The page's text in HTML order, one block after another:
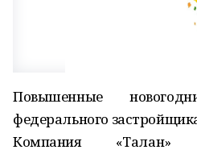
Повышенные
федерального
Компания «Талан»